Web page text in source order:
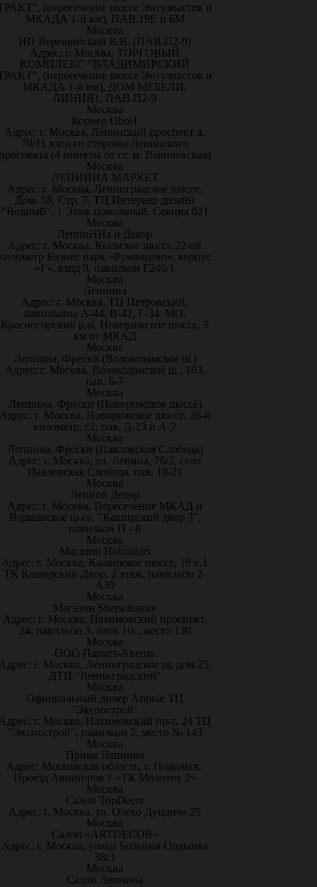
(пересечение шоссе Энтузиастов и
МКАДА 1-й км), ПАВ.19Е и 6М
Москва
ИП Верещинский В.В. (ПАВ.П2-9)
Адрес: г. Москва, ТОРГОВЫЙ
КОМПЛЕКС "ВЛАДИМИРСКИЙ
(пересечение шоссе Энтузиастов и
МКАДА 1-й км), ДОМ МЕБЕЛИ,
ЛИНИЯ1, ПАВ.П2-9
Москва
Корнер Oboi1
Адрес: г. Москва, Ленинский проспект д.
70/11 вход со стороны Ленинского
(4 минуты от ст. м. Вавиловская)
Москва
ЛЕПНИНА МАРКЕТ
Адрес: г. Москва, Ленинградское шоссе,
Дом. 58, Стр. 7, ТЦ Интерьер дизайн
"Водный", 1 Этаж цокольный, Секция 021
Москва
ЛепниННа и Декор
Адрес: г. Москва, Киевское шоссе 22-ой
Бизнес парк «Румянцево», корпус
«Г», вход 9, павильон Г246/1
Москва
Лепнина
Адрес: г. Москва, ТЦ Петровский,
павильоны А-44, В-42, Г-34. МО,
Красногорский р-н, Новорижское шоссе, 9
км от МКАД
Москва
Лепнина, Фрески (Волоколамское ш.)
Адрес: г. Москва, Волоколамское ш., 103,
пав. Б-7
Москва
Лепнина, Фрески (Новорижское шоссе)
г. Москва, Новорижское шоссе, 26-й
километр, с2, пав. Д-23 и А-2
Москва
Лепнина, Фрески (Павловская Слобода)
Адрес: г. Москва, ул. Ленина, 76/2, село
Павловская Слобода, пав. 19-21
Москва
Лепной Декор
Адрес: г. Москва, Пересечение МКАД и
Варшавское ш-се, "Каширский двор 3",
павильон П - 8
Москва
Магазин Holicolors
Адрес: г. Москва, Каширское шоссе, 19 к.1
ТК Каширский Двор, 2 этаж, павильон 2-
А30
Москва
Магазин Sherwinstore
Адрес: г. Москва, Нахимовский проспект,
24, павильон 3, блок 10с, место 130
Москва
ООО Паркет-Авeню
г. Москва, Ленинградское ш, дом 25.
ДТЦ "Ленинградский"
Москва
Официальный дилер Artpole ТЦ
"Экспострой"
г. Москва, Нахимовский пр-т, 24 ТЦ
"Экспострой", павильон 2, место № 143
Москва
Прима Лепнина
Адрес: Московская область, г. Подольск,
Проезд Авиаторов 1 «ТК Молоток 2»
Москва
Салон TopDecor
Адрес: г. Москва, ул. Олеко Дундича 25
Москва
Салон «ARTDECOR»
Адрес: г. Москва, улица Большая Ордынка
38с1
Москва
Салон Лепнина